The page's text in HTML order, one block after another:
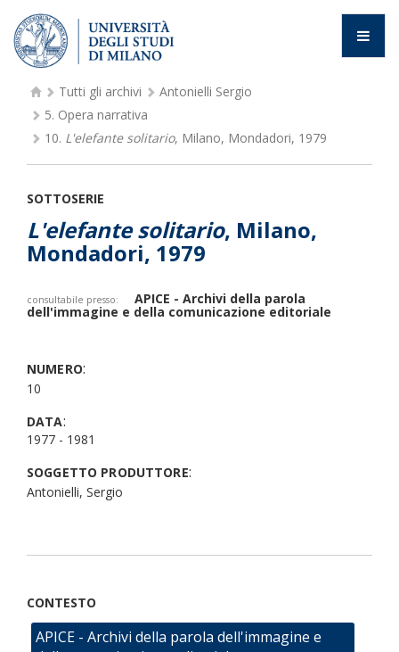
Tutti gli archivi
Antonielli Sergio
5. Opera narrativa
10. L'elefante solitario, Milano, Mondadori, 1979
SOTTOSERIE
L'elefante solitario, Milano,
Mondadori, 1979
consultabile presso: APICE - Archivi della parola
dell'immagine e della comunicazione editoriale
NUMERO:
10
DATA:
1977 - 1981
SOGGETTO PRODUTTORE:
Antonielli, Sergio
CONTESTO
APICE - Archivi della parola dell'immagine e